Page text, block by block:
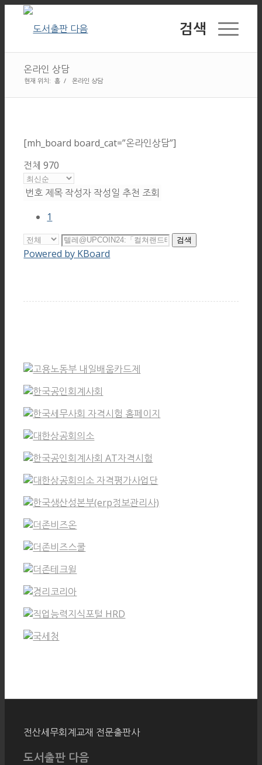
검색
온라인 상담
현재 위치: 홈 / 온라인 상담
[mh_board board_cat=”온라인상담”]
전체 970
번호 제목 작성자 작성일 추천 조회
1
검색
Powered by KBoard
전산세무회계교재 전문출판사
도서출판 다음